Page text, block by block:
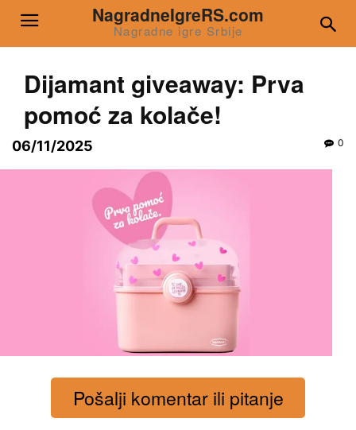
NagradneIgreRS.com
Nagradne igre Srbije
Dijamant giveaway: Prva
pomoć za kolače!
06/11/2025 0
Pošalji komentar ili pitanje